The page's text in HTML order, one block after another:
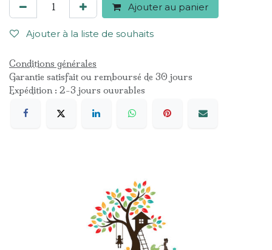
Ajouter au panier
Ajouter à la liste de souhaits
Conditions générales
Garantie satisfait ou remboursé de 30 jours
Expédition : 2-3 jours ouvrables